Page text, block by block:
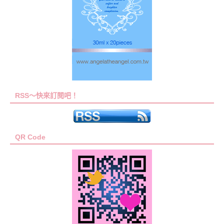
RSS～快來訂閱吧！
QR Code